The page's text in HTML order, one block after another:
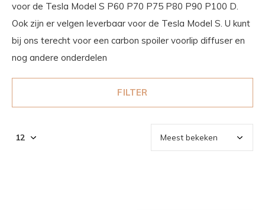
voor de Tesla Model S P60 P70 P75 P80 P90 P100 D.
Ook zijn er velgen leverbaar voor de Tesla Model S. U kunt
bij ons terecht voor een carbon spoiler voorlip diffuser en
nog andere onderdelen
FILTER